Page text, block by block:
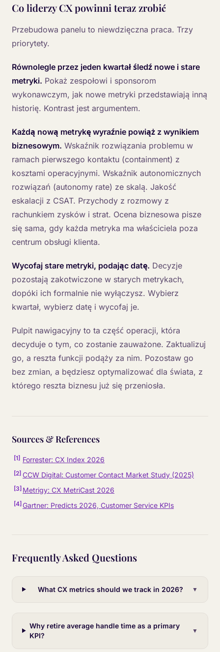
Co liderzy CX powinni teraz zrobić
Przebudowa panelu to niewdzięczna praca. Trzy
priorytety.
Równolegle przez jeden kwartał śledź nowe i stare
metryki. Pokaż zespołowi i sponsorom
wykonawczym, jak nowe metryki przedstawiają inną
historię. Kontrast jest argumentem.
Każdą nową metrykę wyraźnie powiąż z wynikiem
biznesowym. Wskaźnik rozwiązania problemu w
ramach pierwszego kontaktu (containment) z
kosztami operacyjnymi. Wskaźnik autonomicznych
rozwiązań (autonomy rate) ze skalą. Jakość
eskalacji z CSAT. Przychody z rozmowy z
rachunkiem zysków i strat. Ocena biznesowa pisze
się sama, gdy każda metryka ma właściciela poza
centrum obsługi klienta.
Wycofaj stare metryki, podając datę. Decyzje
pozostają zakotwiczone w starych metrykach,
dopóki ich formalnie nie wyłączysz. Wybierz
kwartał, wybierz datę i wycofaj je.
Pulpit nawigacyjny to ta część operacji, która
decyduje o tym, co zostanie zauważone. Zaktualizuj
go, a reszta funkcji podąży za nim. Pozostaw go
bez zmian, a będziesz optymalizować dla świata, z
którego reszta biznesu już się przeniosła.
Sources & References
[1] Forrester: CX Index 2026
[2] CCW Digital: Customer Contact Market Study (2025)
[3] Metrigy: CX MetriCast 2026
[4] Gartner: Predicts 2026, Customer Service KPIs
Frequently Asked Questions
What CX metrics should we track in 2026? ▼
Why retire average handle time as a primary
KPI?
▼